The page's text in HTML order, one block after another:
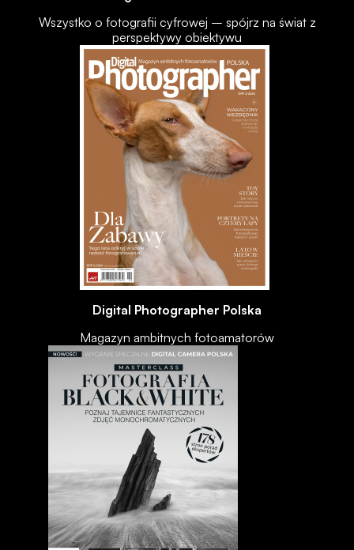
Wszystko o fotografii cyfrowej – spójrz na świat z
perspektywy obiektywu
Digital Photographer Polska
Magazyn ambitnych fotoamatorów